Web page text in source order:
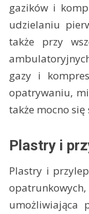
gazików i
udzielaniu
także przy
gazy i
opatrywaniu,
także mocno się
Plastry i
Plastry i
umożliwiająca